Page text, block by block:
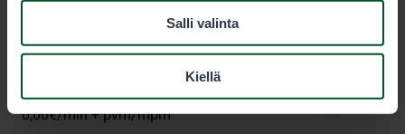
Salli valinta
Kiellä
0,00€/min + pvm/mpm